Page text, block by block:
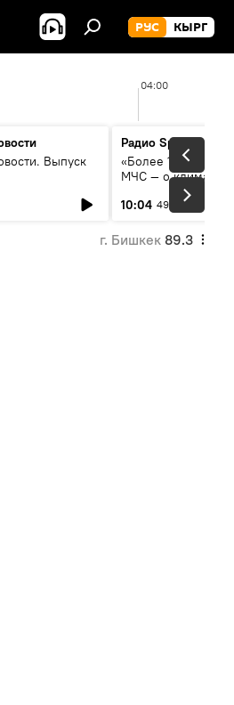
РУС КЫРГ
04:00
Выпуск
Радио Sputnik
«Более 1200 сёл в
МЧС — о климате,
системе
населения
10:04 49 мин
г. Бишкек 89.3